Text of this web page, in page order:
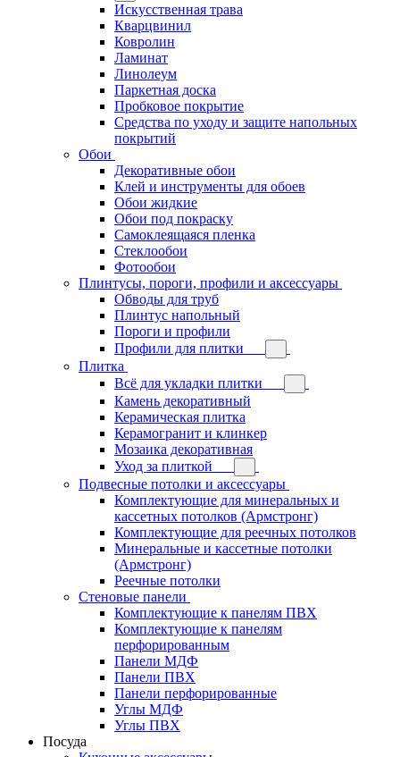
Искусственная трава
Кварцвинил
Ковролин
Ламинат
Линолеум
Паркетная доска
Пробковое покрытие
Средства по уходу и защите напольных
покрытий
Обои
Декоративные обои
Клей и инструменты для обоев
Обои жидкие
Обои под покраску
Самоклеящаяся пленка
Стеклообои
Фотообои
Плинтусы, пороги, профили и аксессуары
Обводы для труб
Плинтус напольный
Пороги и профили
Профили для плитки
Плитка
Всё для укладки плитки
Камень декоративный
Керамическая плитка
Керамогранит и клинкер
Мозаика декоративная
Уход за плиткой
Подвесные потолки и аксессуары
Комплектующие для минеральных и
кассетных потолков (Армстронг)
Комплектующие для реечных потолков
Минеральные и кассетные потолки
(Армстронг)
Реечные потолки
Стеновые панели
Комплектующие к панелям ПВХ
Комплектующие к панелям
перфорированным
Панели МДФ
Панели ПВХ
Панели перфорированные
Углы МДФ
Углы ПВХ
Посуда